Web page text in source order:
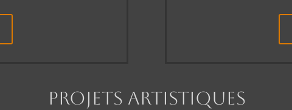
Projets artistiques